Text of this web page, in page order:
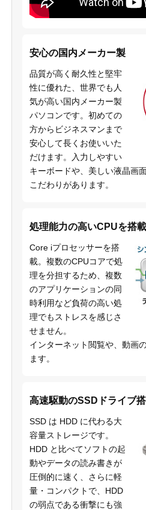
安心の国内メーカー製
品質が高く耐久性と堅牢
性に優れた、世界でも人
気が高い国内メーカー製
パソコンです。初めての
方からビジネスマンまで
安心して長くお使いいた
だけます。入力しやすい
キーボードや、美しい液晶画
こだわりがあります。
処理能力の高いCPUを搭載
Core iプロセッサーを搭
載。複数のCPUコアで処
理を分担するため、複数
のアプリケーションの同
時利用など負荷の高い処
理でもストレスを感じさ
せません。
インターネット閲覧や、動画
ます。
高速駆動のSSDドライブ
SSD は HDD に代わる大
容量ストレージです。
HDD と比べてソフトの起
動やデータの読み書きが
圧倒的に速く、さらに軽
量・コンパクトで、HDD
の弱点である衝撃にも強